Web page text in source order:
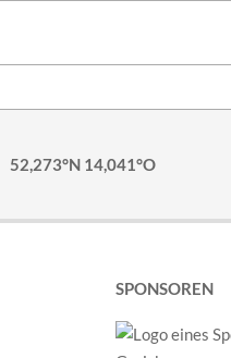
52,273°N 14,041°O
SPONSOREN